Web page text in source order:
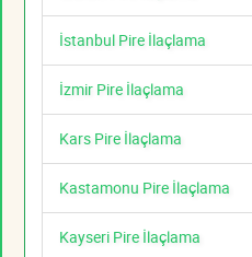
İstanbul Pire İlaçlama
İzmir Pire İlaçlama
Kars Pire İlaçlama
Kastamonu Pire İlaçlama
Kayseri Pire İlaçlama